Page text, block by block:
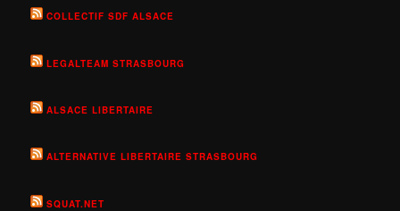
COLLECTIF SDF ALSACE
LEGALTEAM STRASBOURG
ALSACE LIBERTAIRE
ALTERNATIVE LIBERTAIRE STRASBOURG
SQUAT.NET